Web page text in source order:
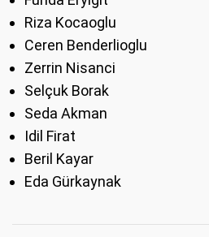
Riza Kocaoglu
Ceren Benderlioglu
Zerrin Nisanci
Selçuk Borak
Seda Akman
Idil Firat
Beril Kayar
Eda Gürkaynak